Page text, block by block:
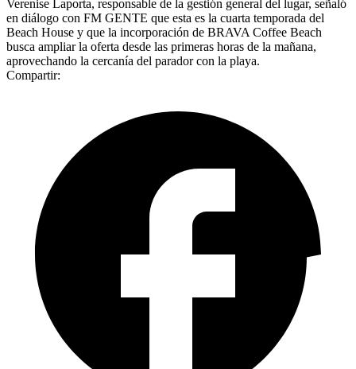
Verenise Laporta, responsable de la gestión general del lugar, señaló
en diálogo con FM GENTE que esta es la cuarta temporada del
Beach House y que la incorporación de BRAVA Coffee Beach
busca ampliar la oferta desde las primeras horas de la mañana,
aprovechando la cercanía del parador con la playa.
Compartir: